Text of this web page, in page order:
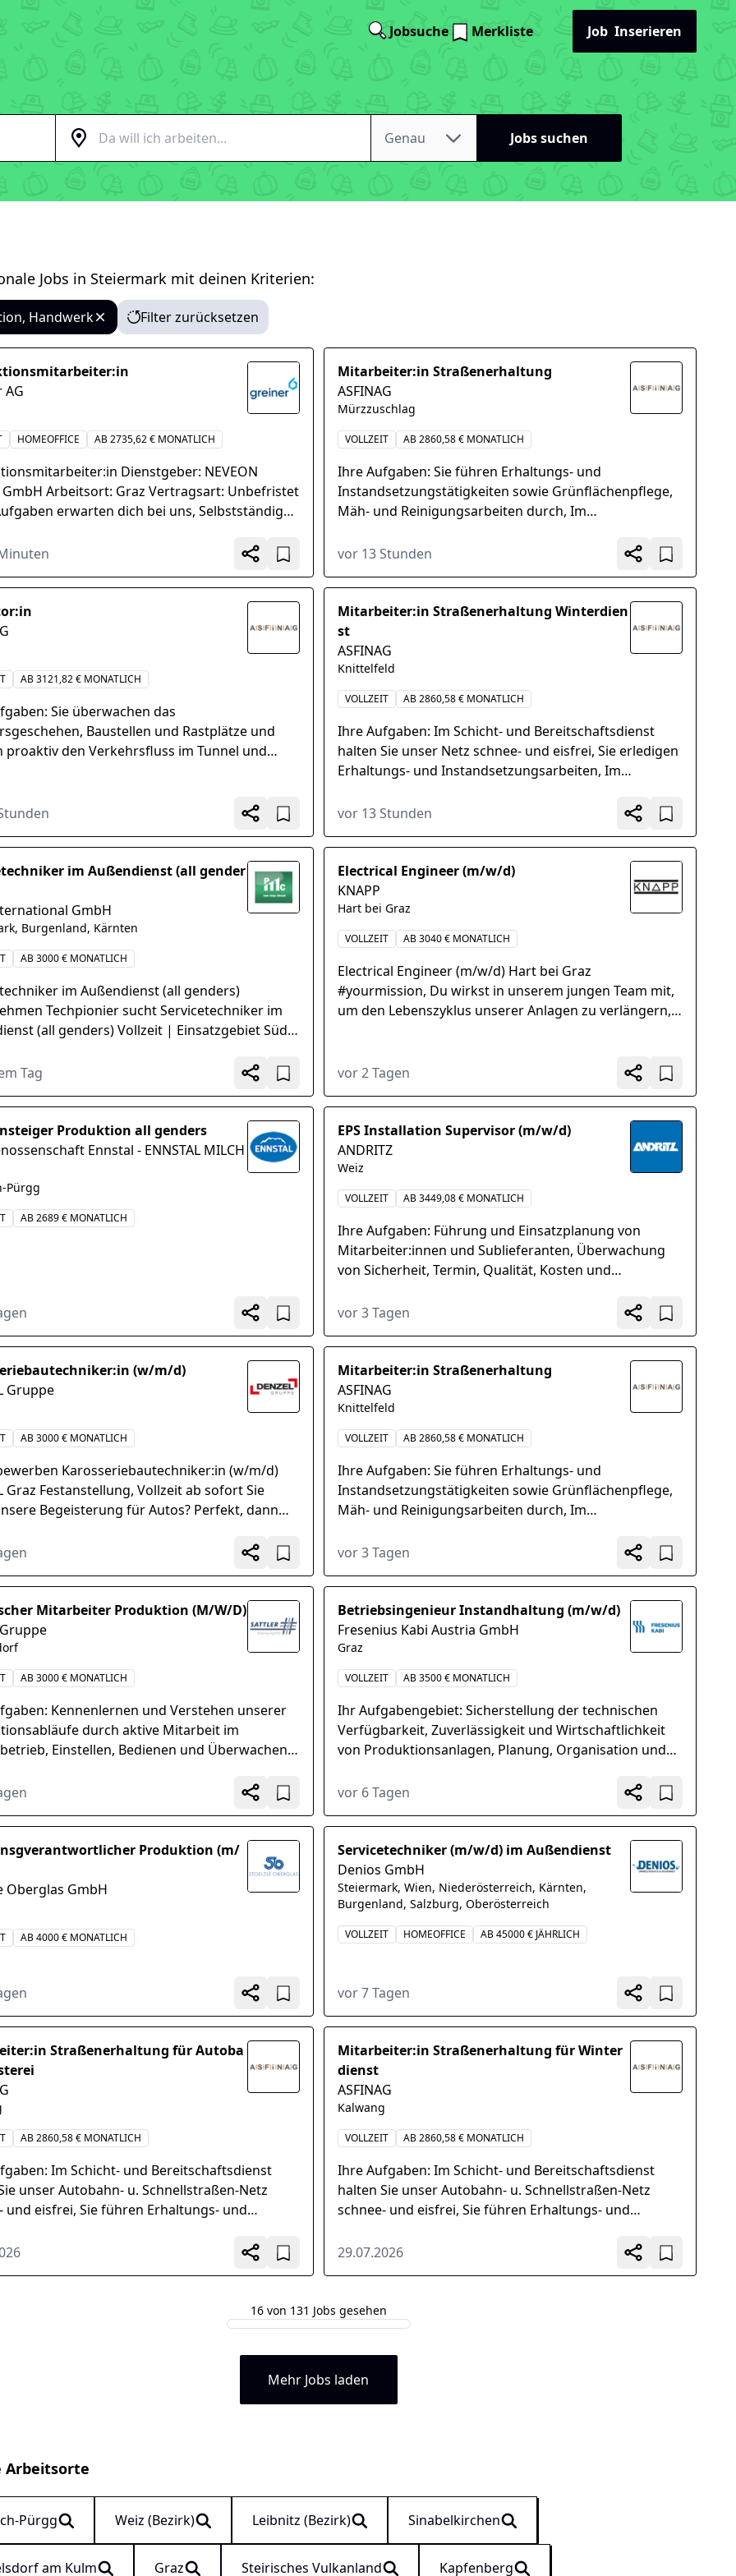
Jobsuche Merkliste Job Inserieren
Genau Jobs suchen
Jobs in Steiermark mit deinen Kriterien:
Handwerk Filter zurücksetzen
AG
HOMEOFFICE AB 2735,62 € MONATLICH
Dienstgeber: NEVEON
Arbeitsort: Graz Vertragsart: Unbefristet
erwarten dich bei uns, Selbstständiges
Mitarbeiter:in Straßenerhaltung
ASFINAG
Mürzzuschlag
VOLLZEIT AB 2860,58 € MONATLICH
Ihre Aufgaben: Sie führen Erhaltungs- und
Instandsetzungstätigkeiten sowie Grünflächenpflege,
Mäh- und Reinigungsarbeiten durch, Im
Betreuungsgebiet...
vor 13 Stunden
AB 3121,82 € MONATLICH
Sie überwachen das
Baustellen und Rastplätze und
proaktiv den Verkehrsfluss im Tunnel und
Mitarbeiter:in Straßenerhaltung Winterdien
st
ASFINAG
Knittelfeld
VOLLZEIT AB 2860,58 € MONATLICH
Ihre Aufgaben: Im Schicht- und Bereitschaftsdienst
halten Sie unser Netz schnee- und eisfrei, Sie erledigen
Erhaltungs- und Instandsetzungsarbeiten, Im
Betreuungsgebiet...
vor 13 Stunden
im Außendienst (all gender
GmbH
Burgenland, Kärnten
AB 3000 € MONATLICH
im Außendienst (all genders)
Techpionier sucht Servicetechniker im
(all genders) Vollzeit | Einsatzgebiet Süd-
Tag
Electrical Engineer (m/w/d)
KNAPP
Hart bei Graz
VOLLZEIT AB 3040 € MONATLICH
Electrical Engineer (m/w/d) Hart bei Graz
#yourmission, Du wirkst in unserem jungen Team mit,
um den Lebenszyklus unserer Anlagen zu verlängern,
vor 2 Tagen
Produktion all genders
Ennstal - ENNSTAL MILCH
Pürgg
AB 2689 € MONATLICH
EPS Installation Supervisor (m/w/d)
ANDRITZ
Weiz
VOLLZEIT AB 3449,08 € MONATLICH
Ihre Aufgaben: Führung und Einsatzplanung von
Mitarbeiter:innen und Sublieferanten, Überwachung
von Sicherheit, Termin, Qualität, Kosten und
Dokumentation...
vor 3 Tagen
(w/m/d)
Gruppe
AB 3000 € MONATLICH
Karosseriebautechniker:in (w/m/d)
Graz Festanstellung, Vollzeit ab sofort Sie
Begeisterung für Autos? Perfekt, dann
Mitarbeiter:in Straßenerhaltung
ASFINAG
Knittelfeld
VOLLZEIT AB 2860,58 € MONATLICH
Ihre Aufgaben: Sie führen Erhaltungs- und
Instandsetzungstätigkeiten sowie Grünflächenpflege,
Mäh- und Reinigungsarbeiten durch, Im
Betreuungsgebiet...
vor 3 Tagen
Mitarbeiter Produktion (M/W/D)
AB 3000 € MONATLICH
Kennenlernen und Verstehen unserer
durch aktive Mitarbeit im
Einstellen, Bedienen und Überwachen
Betriebsingenieur Instandhaltung (m/w/d)
Fresenius Kabi Austria GmbH
Graz
VOLLZEIT AB 3500 € MONATLICH
Ihr Aufgabengebiet: Sicherstellung der technischen
Verfügbarkeit, Zuverlässigkeit und Wirtschaftlichkeit
von Produktionsanlagen, Planung, Organisation und
Tagdienst...
vor 6 Tagen
Produktion (m/
Oberglas GmbH
AB 4000 € MONATLICH
Servicetechniker (m/w/d) im Außendienst
Denios GmbH
Steiermark, Wien, Niederösterreich, Kärnten,
Burgenland, Salzburg, Oberösterreich
VOLLZEIT HOMEOFFICE AB 45000 € JÄHRLICH
vor 7 Tagen
Straßenerhaltung für Autoba
AB 2860,58 € MONATLICH
Im Schicht- und Bereitschaftsdienst
unser Autobahn- u. Schnellstraßen-Netz
und eisfrei, Sie führen Erhaltungs- und
Mitarbeiter:in Straßenerhaltung für Winter
dienst
ASFINAG
Kalwang
VOLLZEIT AB 2860,58 € MONATLICH
Ihre Aufgaben: Im Schicht- und Bereitschaftsdienst
halten Sie unser Autobahn- u. Schnellstraßen-Netz
schnee- und eisfrei, Sie führen Erhaltungs- und
29.07.2026
16 von 131 Jobs gesehen
Mehr Jobs laden
Arbeitsorte
Pürgg Weiz (Bezirk) Leibnitz (Bezirk) Sinabelkirchen
am Kulm Graz Steirisches Vulkanland Kapfenberg